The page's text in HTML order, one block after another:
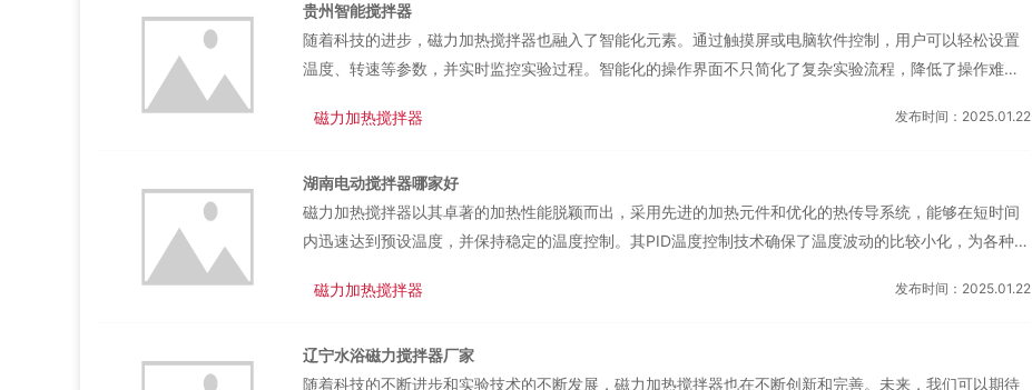
备不同的附件来满足需求。同时，部分型号还支持远程控制和数据传输功能，让科研人员能够随时随地监
控实验进程。这种多功能扩展性，让磁力加热搅拌器在...
贵州智能搅拌器
随着科技的进步，磁力加热搅拌器也融入了智能化元素。通过触摸屏或电脑软件控制，用户可以轻松设置
温度、转速等参数，并实时监控实验过程。智能化的操作界面不只简化了复杂实验流程，降低了操作难
验本身，而无需为繁琐的设备操作而分心。在倡导绿色发展的现在，磁力加热搅拌器以其节能环保的特点
少能耗；而低噪音、无排放的运行特点则符合环保要求。使用磁力加热搅拌器进行实验不只有助于降低实
验室的能耗和排放还能为科研人员营造一个更加舒适的工...
磁力加热搅拌器 发布时间：2025.01.22
湖南电动搅拌器哪家好
磁力加热搅拌器以其卓著的加热性能脱颖而出，采用先进的加热元件和优化的热传导系统，能够在短时间
内迅速达到预设温度，并保持稳定的温度控制。其PID温度控制技术确保了温度波动的比较小化，为各种精
力加热搅拌器都能精确满足，助力科研探索的深入。区别于传统搅拌方式，磁力加热搅拌器通过磁力驱动
染的风险，确保了实验样品的纯净度。高速旋转的搅拌子能够均匀混合反应物，促进反应速率，是实验室
中追求高效、纯净搅拌效果的理想选择。磁力加热...
磁力加热搅拌器 发布时间：2025.01.22
辽宁水浴磁力搅拌器厂家
随着科技的不断进步和实验技术的不断发展，磁力加热搅拌器也在不断创新和完善。未来，我们可以期待